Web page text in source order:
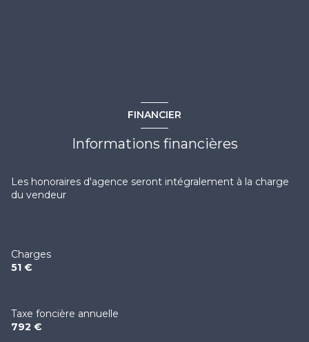
FINANCIER
Informations financières
Les honoraires d'agence seront intégralement à la charge
du vendeur
Charges
51 €
Taxe foncière annuelle
792 €